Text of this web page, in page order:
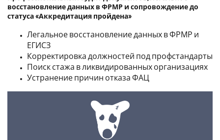
восстановление данных в ФРМР и сопровождение до
статуса «Аккредитация пройдена»
Легальное восстановление данных в ФРМР и
ЕГИСЗ
Корректировка должностей под профстандарты
Поиск стажа в ликвидированных организациях
Устранение причин отказа ФАЦ